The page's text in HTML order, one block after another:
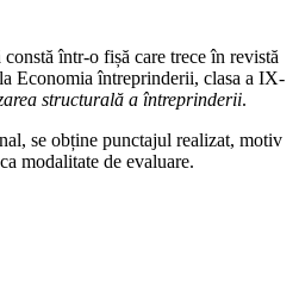
într-o fișă care trece în revistă
Economia întreprinderii, clasa a IX-
structurală a întreprinderii.
se obține punctajul realizat, motiv
modalitate de evaluare.